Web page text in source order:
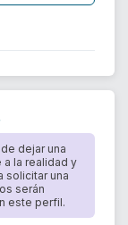
dejar una
la realidad y
solicitar una
serán
este perfil.